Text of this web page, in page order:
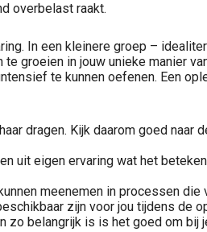
overbelast raakt.
In een kleinere groep –
groeien in jouw unieke manier
te kunnen oefenen. Een
dragen. Kijk daarom goed
uit eigen ervaring wat het
meenemen in processen die
zijn voor jou tijdens de
zo belangrijk is is het goed om